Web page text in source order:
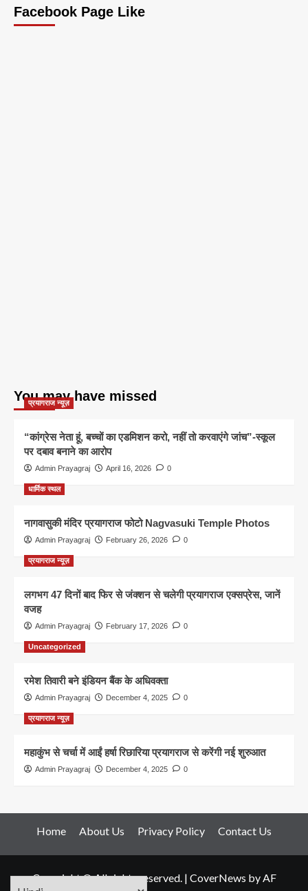
Facebook Page Like
You may have missed
प्रयागराज न्यूज़
“कांग्रेस नेता हूं, बच्चों का एडमिशन करो, नहीं तो करवाएंगे जांच”-स्कूल
पर दबाव बनाने का आरोप
Admin Prayagraj April 16, 2026 0
धार्मिक स्थल
नागवासुकी मंदिर प्रयागराज फोटो Nagvasuki Temple Photos
Admin Prayagraj February 26, 2026 0
प्रयागराज न्यूज़
लगभग 47 दिनों बाद फिर से जंक्शन से चलेगी प्रयागराज एक्सप्रेस, जानें
वजह
Admin Prayagraj February 17, 2026 0
Uncategorized
रमेश तिवारी बने इंडियन बैंक के अधिवक्ता
Admin Prayagraj December 4, 2025 0
प्रयागराज न्यूज़
महाकुंभ से चर्चा में आईं हर्षा रिछारिया प्रयागराज से करेंगी नई शुरुआत
Admin Prayagraj December 4, 2025 0
Home About Us Privacy Policy Contact Us
Copyright © All rights reserved. | CoverNews by AF